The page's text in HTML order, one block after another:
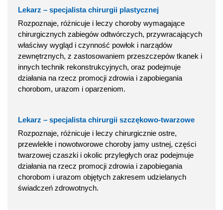
Lekarz – specjalista chirurgii plastycznej
Rozpoznaje, różnicuje i leczy choroby wymagające
chirurgicznych zabiegów odtwórczych, przywracających
właściwy wygląd i czynność powłok i narządów
zewnętrznych, z zastosowaniem przeszczepów tkanek i
innych technik rekonstrukcyjnych, oraz podejmuje
działania na rzecz promocji zdrowia i zapobiegania
chorobom, urazom i oparzeniom.
Lekarz – specjalista chirurgii szczękowo-twarzowe
Rozpoznaje, różnicuje i leczy chirurgicznie ostre,
przewlekłe i nowotworowe choroby jamy ustnej, części
twarzowej czaszki i okolic przyległych oraz podejmuje
działania na rzecz promocji zdrowia i zapobiegania
chorobom i urazom objętych zakresem udzielanych
świadczeń zdrowotnych.